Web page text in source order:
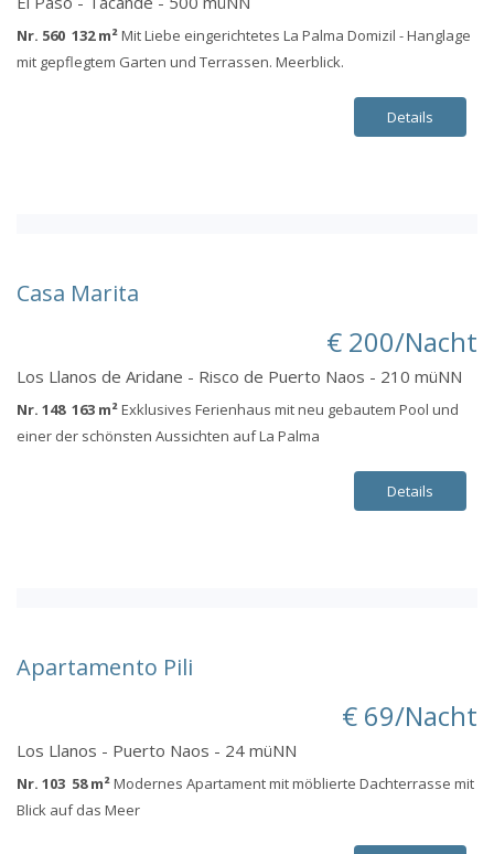
Nr. 560 132 m²Mit Liebe eingerichtetes La Palma Domizil - Hanglage
mit gepflegtem Garten und Terrassen. Meerblick.
Details
Casa Marita
€ 200/Nacht
Los Llanos de Aridane - Risco de Puerto Naos - 210 müNN
Nr. 148 163 m²Exklusives Ferienhaus mit neu gebautem Pool und
einer der schönsten Aussichten auf La Palma
Details
Apartamento Pili
€ 69/Nacht
Los Llanos - Puerto Naos - 24 müNN
Nr. 103 58 m²Modernes Apartament mit möblierte Dachterrasse mit
Blick auf das Meer